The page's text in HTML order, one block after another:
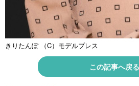
きりたんぽ （C）モデルプレス
この記事へ戻る